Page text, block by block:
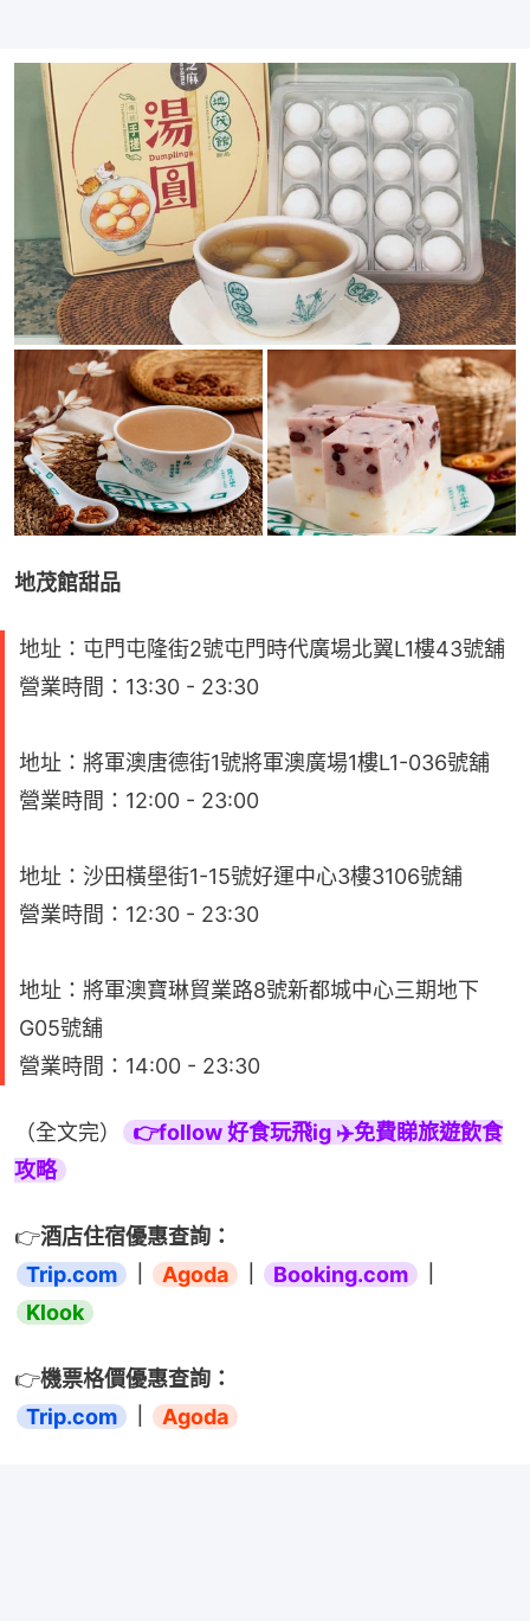
地茂館甜品
地址：屯門屯隆街2號屯門時代廣場北翼L1樓43號舖
營業時間：13:30 - 23:30
地址：將軍澳唐德街1號將軍澳廣場1樓L1-036號舖
營業時間：12:00 - 23:00
地址：沙田橫壆街1-15號好運中心3樓3106號舖
營業時間：12:30 - 23:30
地址：將軍澳寶琳貿業路8號新都城中心三期地下
G05號舖
營業時間：14:00 - 23:30
（全文完）
👉follow 好食玩飛ig ✈️免費睇旅遊飲食
攻略
👉酒店住宿優惠查詢：
Trip.com
Agoda Booking.com
Klook
👉機票格價優惠查詢：
Trip.com
Agoda